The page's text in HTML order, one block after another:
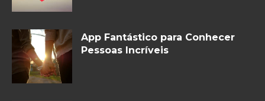
App Fantástico para Conhecer
Pessoas Incríveis